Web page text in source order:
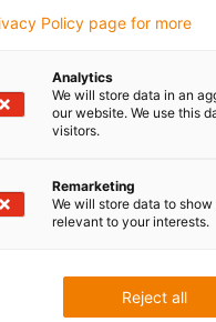
de répondre à
phone
3 330 13 66
un e-mail
Policy page for more
Analytics
We will store data in an
our website. We use this
visitors.
Remarketing
We will store data to
relevant to your interests.
Reject all